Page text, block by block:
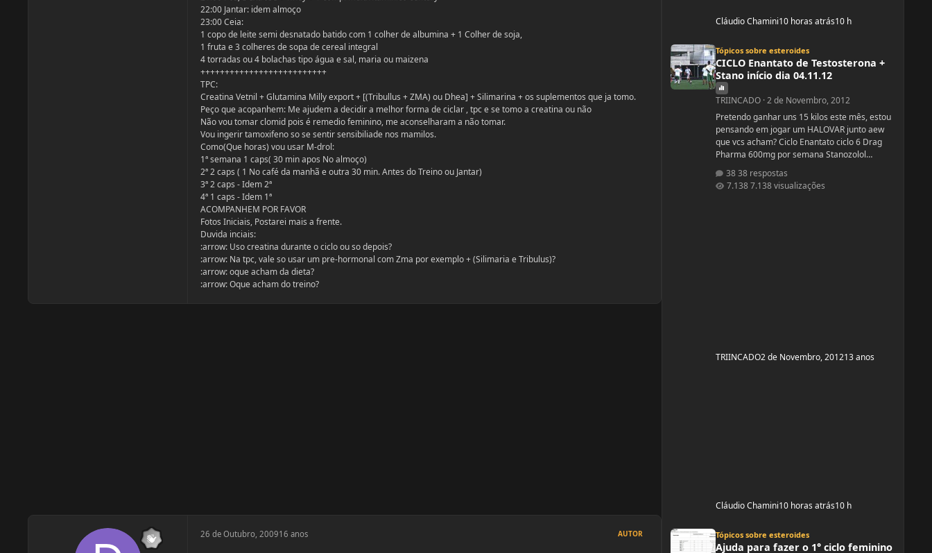
22:00 Jantar: idem almoço
23:00 Ceia:
1 copo de leite semi desnatado batido com 1 colher de albumina + 1 Colher de soja,
1 fruta e 3 colheres de sopa de cereal integral
4 torradas ou 4 bolachas tipo água e sal, maria ou maizena
++++++++++++++++++++++++++
TPC:
Creatina Vetnil + Glutamina Milly export + [(Tribullus + ZMA) ou Dhea] + Silimarina + os suplementos que ja tomo.
Peço que acopanhem: Me ajudem a decidir a melhor forma de ciclar , tpc e se tomo a creatina ou não
Não vou tomar clomid pois é remedio feminino, me aconselharam a não tomar.
Vou ingerir tamoxifeno so se sentir sensibiliade nos mamilos.
Como(Que horas) vou usar M-drol:
1ª semana 1 caps( 30 min apos No almoço)
2ª 2 caps ( 1 No café da manhã e outra 30 min. Antes do Treino ou Jantar)
3ª 2 caps - Idem 2ª
4ª 1 caps - Idem 1ª
ACOMPANHEM POR FAVOR
Fotos Iniciais, Postarei mais a frente.
Duvida inciais:
:arrow: Uso creatina durante o ciclo ou so depois?
:arrow: Na tpc, vale so usar um pre-hormonal com Zma por exemplo + (Silimaria e Tribulus)?
:arrow: oque acham da dieta?
:arrow: Oque acham do treino?
26 de Outubro, 200916 anos AUTOR
Cláudio Chamini10 horas atrás10 h
Tópicos sobre esteroides
CICLO Enantato de Testosterona +
Stano início dia 04.11.12
TRIINCADO·2 de Novembro, 2012
Pretendo ganhar uns 15 kilos este mês, estou
pensando em jogar um HALOVAR junto aew
que vcs acham? Ciclo Enantato ciclo 6 Drag
Pharma 600mg por semana Stanozolol
38 respostas
7.138 visualizações
TRIINCADO2 de Novembro, 201213 anos
Cláudio Chamini10 horas atrás10 h
Tópicos sobre esteroides
Ajuda para fazer o 1° ciclo feminino